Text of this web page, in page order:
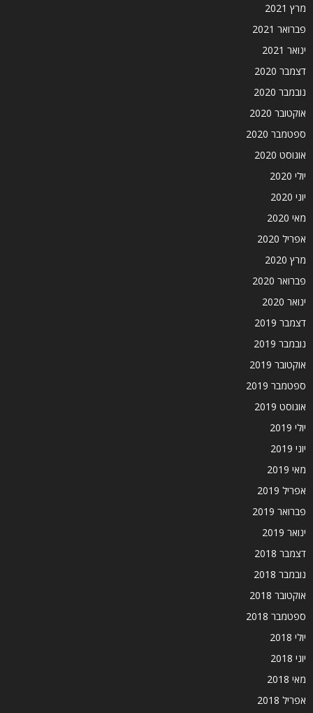
מרץ 2021
פברואר 2021
ינואר 2021
דצמבר 2020
נובמבר 2020
אוקטובר 2020
ספטמבר 2020
אוגוסט 2020
יולי 2020
יוני 2020
מאי 2020
אפריל 2020
מרץ 2020
פברואר 2020
ינואר 2020
דצמבר 2019
נובמבר 2019
אוקטובר 2019
ספטמבר 2019
אוגוסט 2019
יולי 2019
יוני 2019
מאי 2019
אפריל 2019
פברואר 2019
ינואר 2019
דצמבר 2018
נובמבר 2018
אוקטובר 2018
ספטמבר 2018
יולי 2018
יוני 2018
מאי 2018
אפריל 2018